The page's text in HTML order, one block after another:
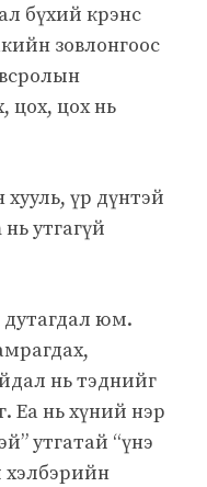
бүхий крэнс
зовлонгоос
цох, цох нь
үр дүнтэй
утгагүй
юм.
нь тэднийг
Ea нь хүний ​​нэр
утгатай “үнэ
хэлбэрийн